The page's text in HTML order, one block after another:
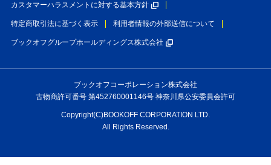
カスタマーハラスメントに対する基本方針
特定商取引法に基づく表示 利用者情報の外部送信について
ブックオフグループホールディングス株式会社
ブックオフコーポレーション株式会社
古物商許可番号 第452760001146号 神奈川県公安委員会許可
Copyright(C)BOOKOFF CORPORATION LTD.
All Rights Reserved.